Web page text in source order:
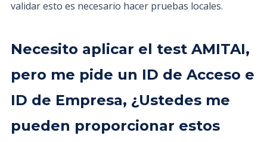
validar esto es necesario hacer pruebas locales.
Necesito aplicar el test AMITAI,
pero me pide un ID de Acceso e
ID de Empresa, ¿Ustedes me
pueden proporcionar estos